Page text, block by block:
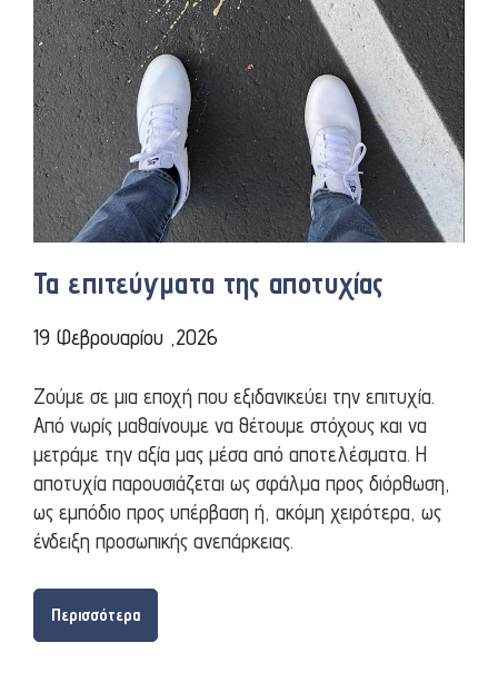
Τα επιτεύγματα της αποτυχίας
19 Φεβρουαρίου ,2026
Ζούμε σε μια εποχή που εξιδανικεύει την επιτυχία.
Από νωρίς μαθαίνουμε να θέτουμε στόχους και να
μετράμε την αξία μας μέσα από αποτελέσματα. Η
αποτυχία παρουσιάζεται ως σφάλμα προς διόρθωση,
ως εμπόδιο προς υπέρβαση ή, ακόμη χειρότερα, ως
ένδειξη προσωπικής ανεπάρκειας.
Περισσότερα